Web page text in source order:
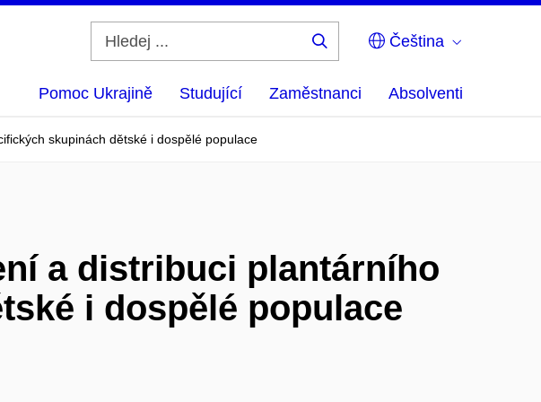
Čeština
Pomoc Ukrajině Studující Zaměstnanci Absolventi
skupinách dětské i dospělé populace
a distribuci plantárního
i dospělé populace